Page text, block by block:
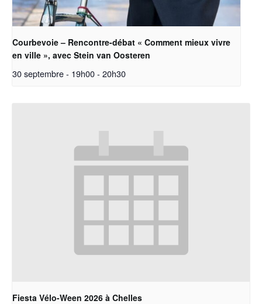
Courbevoie – Rencontre-débat « Comment mieux vivre
en ville », avec Stein van Oosteren
30 septembre - 19h00- 20h30
Fiesta Vélo-Ween 2026 à Chelles